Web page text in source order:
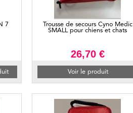
7
Trousse de secours Cyno Medic
SMALL pour chiens et chats
26,70 €
Voir le produit